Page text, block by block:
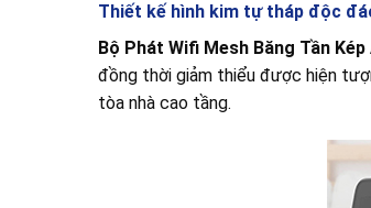
Thiết kế hình kim tự tháp độc
Bộ Phát Wifi Mesh Băng Tần
đồng thời giảm thiểu được hiện
tòa nhà cao tầng.